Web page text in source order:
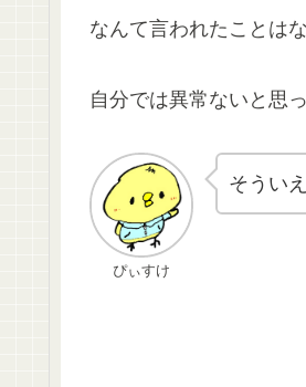
なんて言われたことは
自分では異常ないと思
ぴぃすけ
そうい